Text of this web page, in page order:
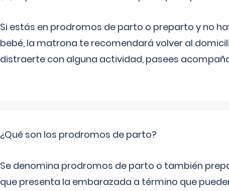
Si estás en prodromos de parto o preparto y no
bebé, la matrona te recomendará volver al
distraerte con alguna actividad, pasees
¿Qué son los prodromos de parto?
Se denomina prodromos de parto o también
que presenta la embarazada a término que